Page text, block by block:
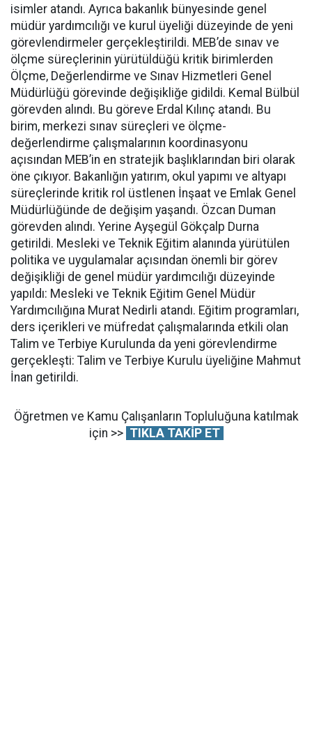
isimler atandı. Ayrıca bakanlık bünyesinde genel
müdür yardımcılığı ve kurul üyeliği düzeyinde de yeni
görevlendirmeler gerçekleştirildi. MEB’de sınav ve
ölçme süreçlerinin yürütüldüğü kritik birimlerden
Ölçme, Değerlendirme ve Sınav Hizmetleri Genel
Müdürlüğü görevinde değişikliğe gidildi. Kemal Bülbül
görevden alındı. Bu göreve Erdal Kılınç atandı. Bu
birim, merkezi sınav süreçleri ve ölçme-
değerlendirme çalışmalarının koordinasyonu
açısından MEB’in en stratejik başlıklarından biri olarak
öne çıkıyor. Bakanlığın yatırım, okul yapımı ve altyapı
süreçlerinde kritik rol üstlenen İnşaat ve Emlak Genel
Müdürlüğünde de değişim yaşandı. Özcan Duman
görevden alındı. Yerine Ayşegül Gökçalp Durna
getirildi. Mesleki ve Teknik Eğitim alanında yürütülen
politika ve uygulamalar açısından önemli bir görev
değişikliği de genel müdür yardımcılığı düzeyinde
yapıldı: Mesleki ve Teknik Eğitim Genel Müdür
Yardımcılığına Murat Nedirli atandı. Eğitim programları,
ders içerikleri ve müfredat çalışmalarında etkili olan
Talim ve Terbiye Kurulunda da yeni görevlendirme
gerçekleşti: Talim ve Terbiye Kurulu üyeliğine Mahmut
İnan getirildi.
Öğretmen ve Kamu Çalışanların Topluluğuna katılmak
için >> TIKLA TAKİP ET